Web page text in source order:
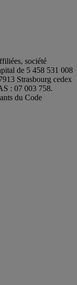
société
de 5 458 531 008
Strasbourg cedex
: 07 003 758.
du Code